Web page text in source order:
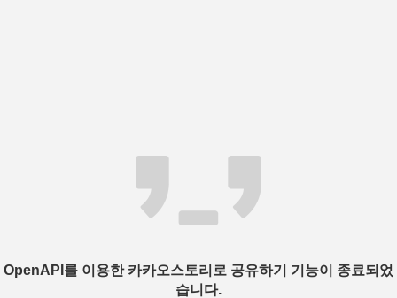
OpenAPI를 이용한 카카오스토리로 공유하기 기능이 종료되었
습니다.